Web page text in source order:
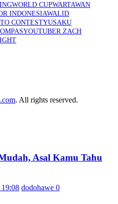
WORLD CUPWARTAWAN
INDONESIAWALID
CONTESTYUSAKU
YOUTUBER ZACH
. All rights reserved.
Asal Kamu Tahu
19:08 dodohawe 0